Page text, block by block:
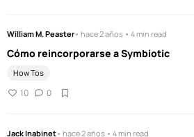
William M. Peaster• hace 2 años • 4 min read
Cómo reincorporarse a Symbiotic
How Tos
10 0
Jack Inabinet• hace 2 años • 4 min read